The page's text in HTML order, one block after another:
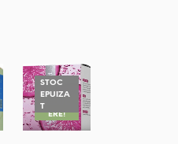
STOC
EPUIZA
TREDUC
ERE!